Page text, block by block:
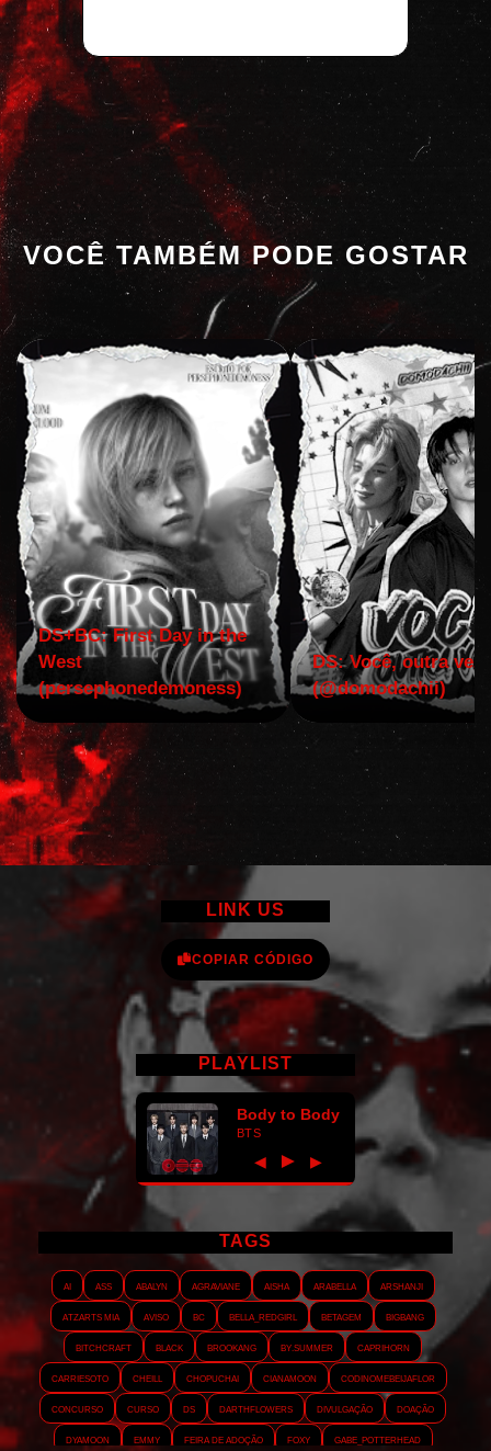
VOCÊ TAMBÉM PODE GOSTAR
DS+BC: First Day in the
West
(persephonedemoness)
DS: Você, outra vez!
(@domodachii)
LINK US
COPIAR CÓDIGO
PLAYLIST
Body to Body
BTS
◀ ► ▶
TAGS
AI ASS Abalyn Agraviane Aisha Arabella
Arshanji
Atzarts Mia
Aviso BC Bella_RedGirl Betagem
Bigbang
Bitchcraft
Black Brookang By.summer
Caprihorn
Carriesoto
Cheill Chopuchai Cianamoon
Codinomebeijaflor
Concurso
Curso DS Darthflowers Divulgação
Doação
Dyamoon
Emmy Feira de adoção Foxy Gabe_Potterhead